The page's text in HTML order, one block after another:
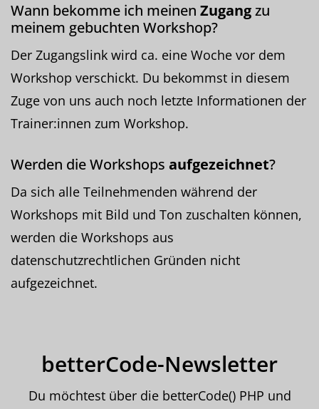
Wann bekomme ich meinen Zugangzu
meinem gebuchten Workshop?
Der Zugangslink wird ca. eine Woche vor dem
Workshop verschickt. Du bekommst in diesem
Zuge von uns auch noch letzte Informationen der
Trainer:innen zum Workshop.
Werden die Workshops aufgezeichnet?
Da sich alle Teilnehmenden während der
Workshops mit Bild und Ton zuschalten können,
werden die Workshops aus
datenschutzrechtlichen Gründen nicht
aufgezeichnet.
betterCode-Newsletter
Du möchtest über die betterCode() PHP und